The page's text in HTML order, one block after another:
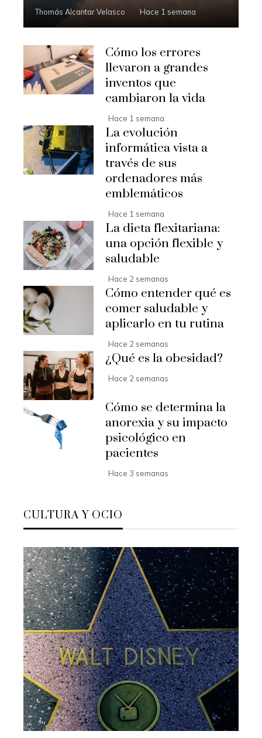
Thomás Alcantar Velasco Hace 1 semana
Cómo los errores
llevaron a grandes
inventos que
cambiaron la vida
Hace 1 semana
La evolución
informática vista a
través de sus
ordenadores más
emblemáticos
Hace 1 semana
La dieta flexitariana:
una opción flexible y
saludable
Hace 2 semanas
Cómo entender qué es
comer saludable y
aplicarlo en tu rutina
Hace 2 semanas
¿Qué es la obesidad?
Hace 2 semanas
Cómo se determina la
anorexia y su impacto
psicológico en
pacientes
Hace 3 semanas
CULTURA Y OCIO